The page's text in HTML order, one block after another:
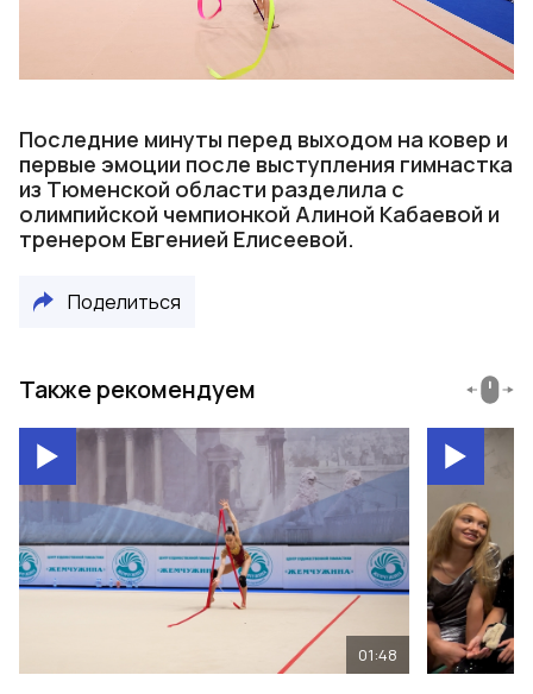
Video
Последние минуты перед выходом на ковер и
первые эмоции после выступления гимнастка
из Тюменской области разделила с
олимпийской чемпионкой Алиной Кабаевой и
тренером Евгенией Елисеевой.
Поделиться
Также рекомендуем
01:48